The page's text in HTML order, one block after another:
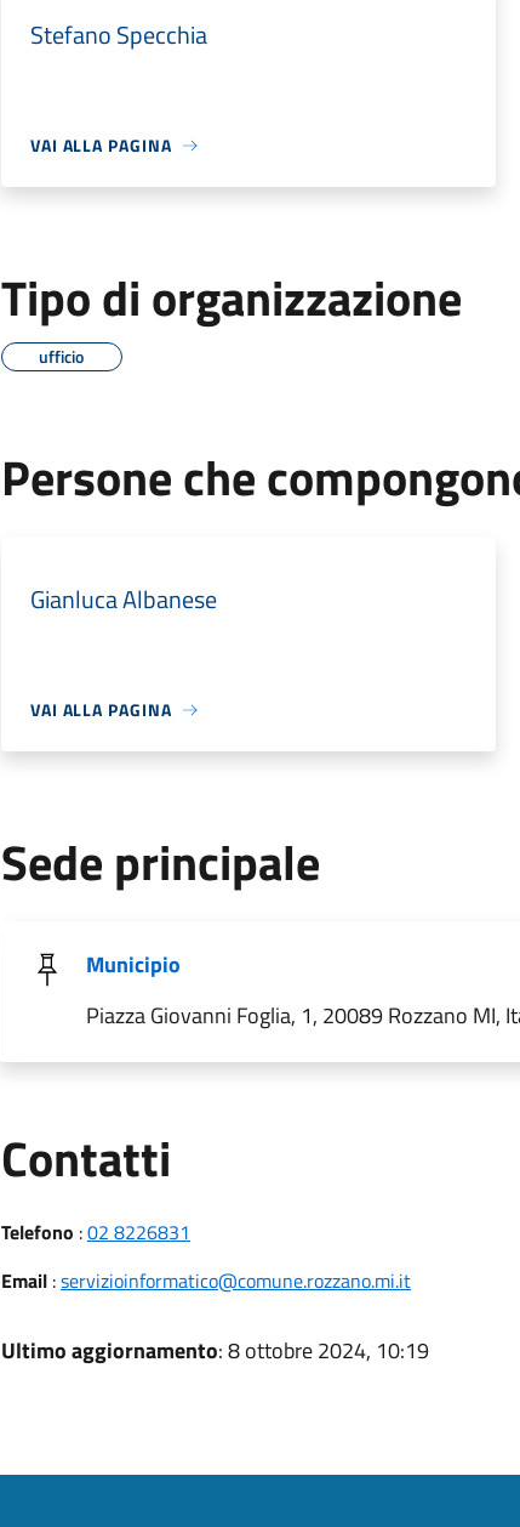
Stefano Specchia
VAI ALLA PAGINA
Tipo di organizzazione
ufficio
Persone che
Gianluca Albanese
VAI ALLA PAGINA
Sede principale
Municipio
Piazza Giovanni Foglia, 1, 20089 Rozzano MI,
Contatti
Telefono :02 8226831
Email:servizioinformatico@comune.rozzano.mi.it
Ultimo aggiornamento: 8 ottobre 2024, 10:19